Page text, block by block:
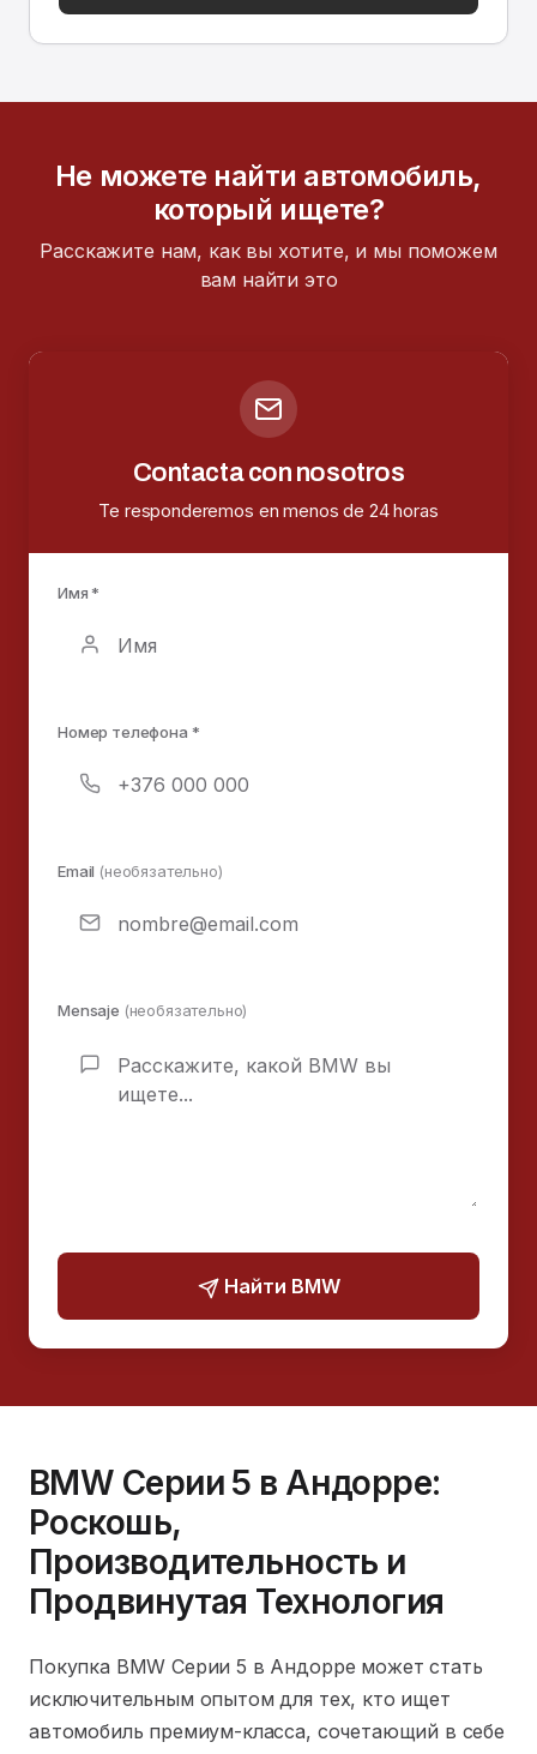
Не можете найти автомобиль,
который ищете?
Расскажите нам, как вы хотите, и мы поможем
вам найти это
Contacta con nosotros
Te responderemos en menos de 24 horas
Имя *
Номер телефона *
Email (необязательно)
Mensaje (необязательно)
Найти BMW
BMW Серии 5 в Андорре:
Роскошь,
Производительность и
Продвинутая Технология
Покупка BMW Серии 5 в Андорре может стать
исключительным опытом для тех, кто ищет
автомобиль премиум-класса, сочетающий в себе